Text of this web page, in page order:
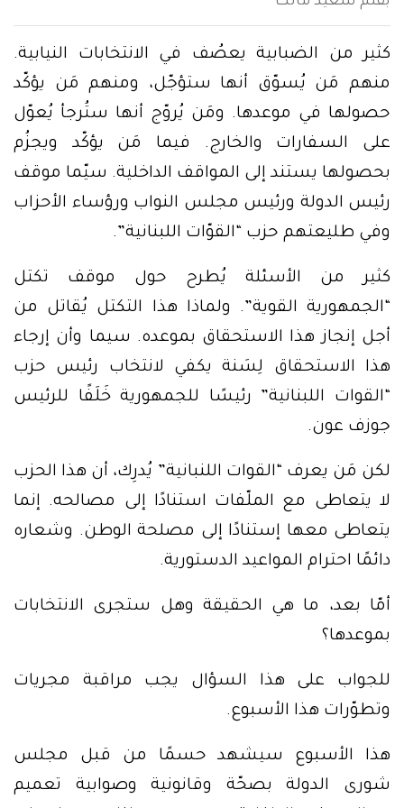
كثير من الضبابية يعصُف في الانتخابات النيابية.
منهم مَن يُسوّق أنها ستؤجّل، ومنهم مَن يؤكّد
حصولها في موعدها. ومَن يُروّج أنها ستُرجأ يُعوّل
على السفارات والخارج. فيما مَن يؤكّد ويجزُم
بحصولها يستند إلى المواقف الداخلية. سيّما موقف
رئيس الدولة ورئيس مجلس النواب ورؤساء الأحزاب
وفي طليعتهم حزب “القوّات اللبنانية”.
كثير من الأسئلة يُطرح حول موقف تكتل
“الجمهورية القوية”. ولماذا هذا التكتل يُقاتل من
أجل إنجاز هذا الاستحقاق بموعده. سيما وأن إرجاء
هذا الاستحقاق لِسَنة يكفي لانتخاب رئيس حزب
“القوات اللبنانية” رئيسًا للجمهورية خَلَفًا للرئيس
جوزف عون.
لكن مَن يعرف “القوات اللنبانية” يُدرِك، أن هذا الحزب
لا يتعاطى مع الملّفات استنادًا إلى مصالحه. إنما
يتعاطى معها إستنادًا إلى مصلحة الوطن. وشعاره
دائمًا احترام المواعيد الدستورية.
أمّا بعد، ما هي الحقيقة وهل ستجرى الانتخابات
بموعدها؟
للجواب على هذا السؤال يجب مراقبة مجريات
وتطوّرات هذا الأسبوع.
هذا الأسبوع سيشهد حسمًا من قبل مجلس
شورى الدولة بصحّة وقانونية وصوابية تعميم